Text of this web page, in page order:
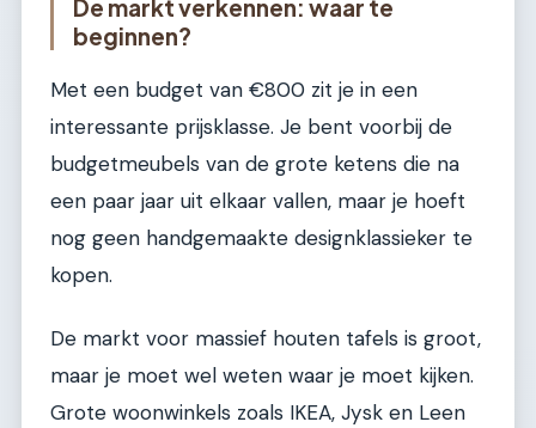
De markt verkennen: waar te
beginnen?
Met een budget van €800 zit je in een
interessante prijsklasse. Je bent voorbij de
budgetmeubels van de grote ketens die na
een paar jaar uit elkaar vallen, maar je hoeft
nog geen handgemaakte designklassieker te
kopen.
De markt voor massief houten tafels is groot,
maar je moet wel weten waar je moet kijken.
Grote woonwinkels zoals IKEA, Jysk en Leen